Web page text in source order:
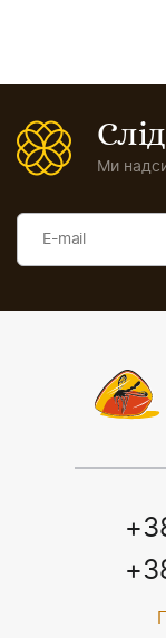
Ми